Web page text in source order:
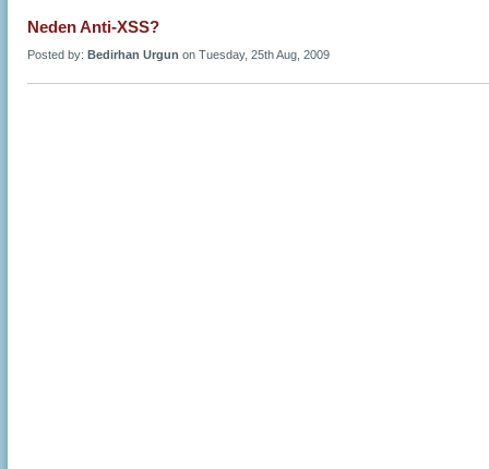
Neden Anti-XSS?
Posted by: Bedirhan Urgun on Tuesday, 25th Aug, 2009